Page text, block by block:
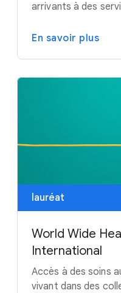
arrivants à des
En savoir plus
lauréat
World Wide
International
Accès à des soins
vivant dans des